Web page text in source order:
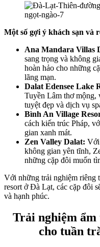
Một số gợi ý khách sạn và
Ana Mandara Villas
sang trọng và không
hoàn hảo cho những
lãng mạn.
Dalat Edensee Lake
Tuyền Lâm thơ mộng,
tuyệt đẹp và dịch vụ
Bình An Village
cách kiến trúc Pháp,
gian xanh mát.
Zen Valley Dalat: Với
không gian yên tĩnh,
những cặp đôi muốn
Với những trải nghiệm riêng
resort ở Đà Lạt, các cặp đôi
và hạnh phúc.
Trải nghiệm
cho tuần